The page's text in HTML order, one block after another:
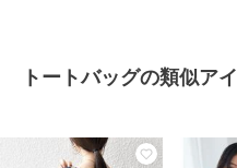
ュアル/軽
原産国 中国製
トートバッグの類似ア